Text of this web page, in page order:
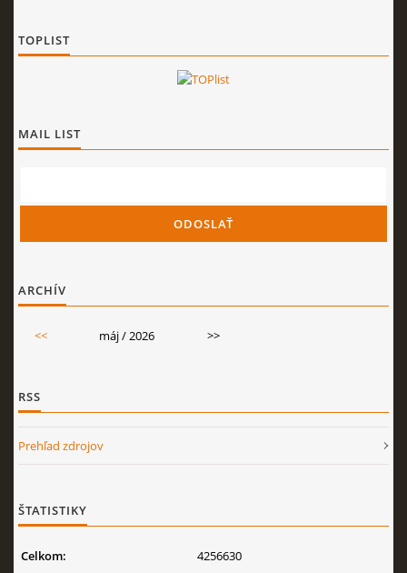
TOPLIST
MAIL LIST
ARCHÍV
<< máj / 2026 >>
RSS
Prehľad zdrojov
ŠTATISTIKY
Celkom: 4256630